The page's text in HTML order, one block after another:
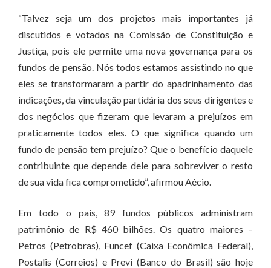
“Talvez seja um dos projetos mais importantes já
discutidos e votados na Comissão de Constituição e
Justiça, pois ele permite uma nova governança para os
fundos de pensão. Nós todos estamos assistindo no que
eles se transformaram a partir do apadrinhamento das
indicações, da vinculação partidária dos seus dirigentes e
dos negócios que fizeram que levaram a prejuízos em
praticamente todos eles. O que significa quando um
fundo de pensão tem prejuízo? Que o benefício daquele
contribuinte que depende dele para sobreviver o resto
de sua vida fica comprometido”, afirmou Aécio.
Em todo o país, 89 fundos públicos administram
patrimônio de R$ 460 bilhões. Os quatro maiores –
Petros (Petrobras), Funcef (Caixa Econômica Federal),
Postalis (Correios) e Previ (Banco do Brasil) são hoje